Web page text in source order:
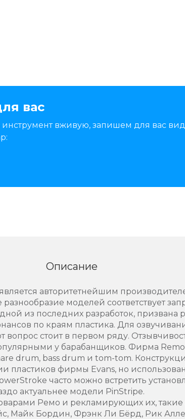
вас
вживую, запишем для вас
Описание
авторитетнейшим
моделей соответствует
из последних разработок,
по краям пластика. Для
стоит в первом ряду.
у барабанщиков. Фирма
drum, bass drum и tom-tom.
пластиков фирмы Evans, но
часто можно встретить
актуальнее модели PinStripe.
Ремо и рекламирующих их,
Майк Бордин, Фрэнк Ли Бёрд, Рик